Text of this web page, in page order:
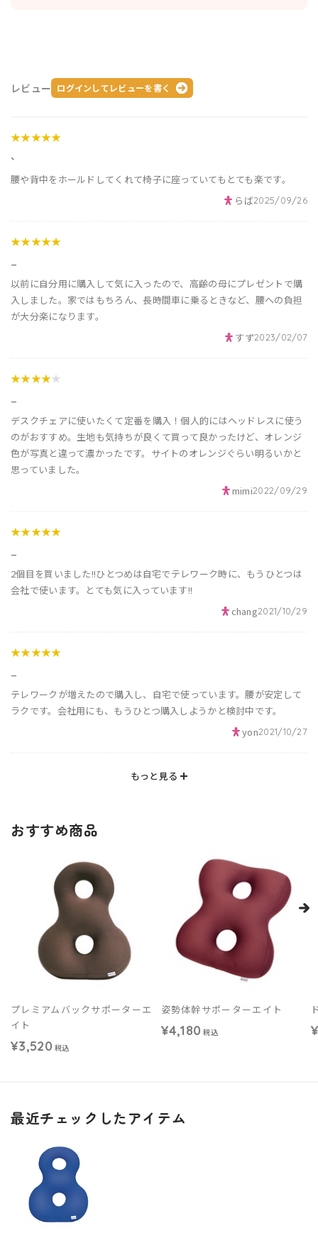
レビュー ログインしてレビューを書く
、
★★★★★
腰や背中をホールドしてくれて椅子に座っていてもとても楽です。
らば2025/09/26
★★★★★
以前に自分用に購入して気に入ったので、高齢の母にプレゼントで購
入しました。家ではもちろん、長時間車に乗るときなど、腰への負担
が大分楽になります。
すず2023/02/07
★★★★★
デスクチェアに使いたくて定番を購入！個人的にはヘッドレスに使う
のがおすすめ。生地も気持ちが良くて買って良かったけど、オレンジ
色が写真と違って濃かったです。サイトのオレンジぐらい明るいかと
思っていました。
mimi2022/09/29
★★★★★
2個目を買いました!!ひとつめは自宅でテレワーク時に、もうひとつは
会社で使います。とても気に入っています!!
chang2021/10/29
★★★★★
テレワークが増えたので購入し、自宅で使っています。腰が安定して
ラクです。会社用にも、もうひとつ購入しようかと検討中です。
yon2021/10/27
もっと見る
おすすめ商品
プレミアムバックサポーターエ
イト
¥3,520 税込
姿勢体幹サポーターエイト
¥4,180 税込
最近チェックしたアイテム